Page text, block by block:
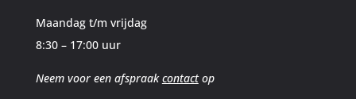
Maandag t/m vrijdag
8:30 – 17:00 uur
Neem voor een afspraakcontactop